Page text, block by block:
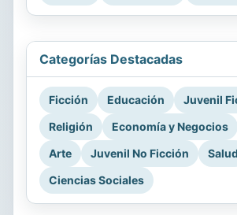
Categorías Destacadas
Ficción Educación
Juvenil
Religión
Economía y Negocios
Arte
Juvenil No Ficción
Salud
Ciencias Sociales